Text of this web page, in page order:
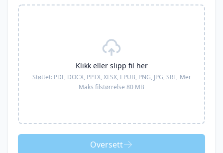
Klikk eller slipp fil her
Støttet: PDF, DOCX, PPTX, XLSX, EPUB, PNG, JPG, SRT, Mer
Maks filstørrelse 80 MB
Oversett